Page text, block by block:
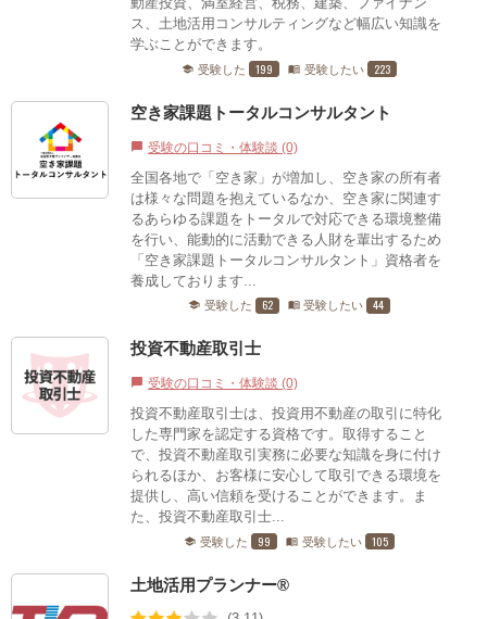
ス、土地活用コンサルティングなど幅広い知識を
学ぶことができます。
school 受験した 199 menu_book 受験したい 223
空き家課題トータルコンサルタント
chat_bubble 受験の口コミ・体験談 (0)
全国各地で「空き家」が増加し、空き家の所有者
は様々な問題を抱えているなか、空き家に関連す
るあらゆる課題をトータルで対応できる環境整備
を行い、能動的に活動できる人財を輩出するため
「空き家課題トータルコンサルタント」資格者を
養成しております...
school 受験した 62 menu_book 受験したい 44
投資不動産取引士
chat_bubble 受験の口コミ・体験談 (0)
投資不動産取引士は、投資用不動産の取引に特化
した専門家を認定する資格です。取得すること
で、投資不動産取引実務に必要な知識を身に付け
られるほか、お客様に安心して取引できる環境を
提供し、高い信頼を受けることができます。ま
た、投資不動産取引士...
school 受験した 99 menu_book 受験したい 105
土地活用プランナー®